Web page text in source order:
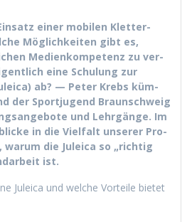
ein­er mobilen Klet­ter­
Möglichkeit­en gibt es,
Medi­enkom­pe­tenz zu ver­
eine Schu­lung zur
ab? — Peter Krebs küm­
der Sportju­gend Braun­schweig
und Lehrgänge. Im
in die Vielfalt unser­er Pro­
die Jule­ica so „richtig
ist.
Jule­ica und welche Vorteile bietet